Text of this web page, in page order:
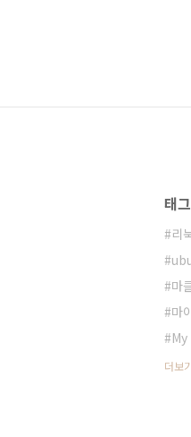
태그
리
마
마
더보